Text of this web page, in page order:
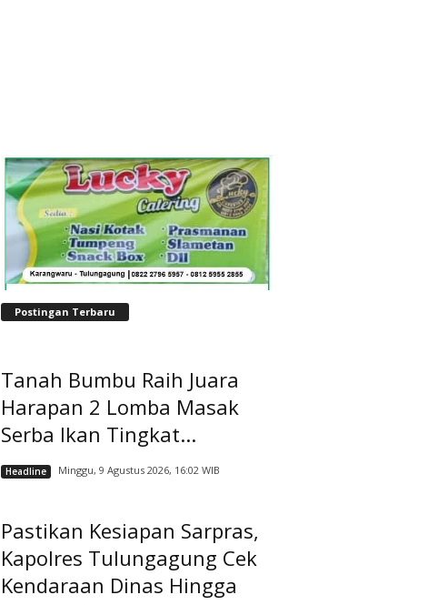
Postingan Terbaru
Tanah Bumbu Raih Juara
Harapan 2 Lomba Masak
Serba Ikan Tingkat...
Headline Minggu, 9 Agustus 2026, 16:02 WIB
Pastikan Kesiapan Sarpras,
Kapolres Tulungagung Cek
Kendaraan Dinas Hingga